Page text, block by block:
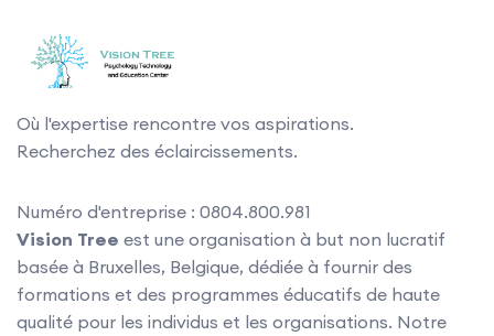
Où l'expertise rencontre vos aspirations.
Recherchez des éclaircissements.
Numéro d'entreprise : 0804.800.981
Vision Tree est une organisation à but non lucratif
basée à Bruxelles, Belgique, dédiée à fournir des
formations et des programmes éducatifs de haute
qualité pour les individus et les organisations. Notre